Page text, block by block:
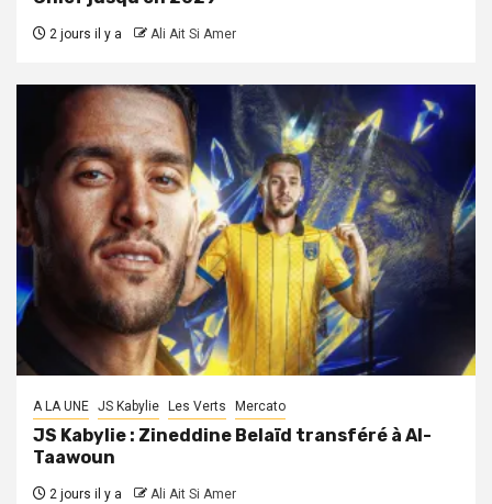
2 jours il y a Ali Ait Si Amer
A LA UNE JS Kabylie Les Verts Mercato
JS Kabylie : Zineddine Belaïd transféré à Al-
Taawoun
2 jours il y a Ali Ait Si Amer